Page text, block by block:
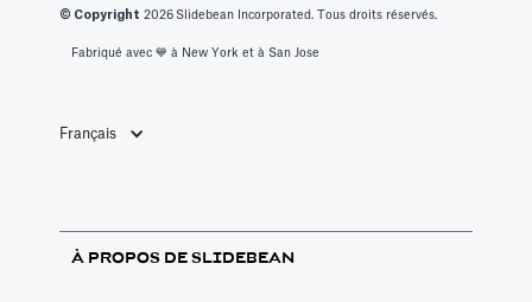
© Copyright 2026 Slidebean Incorporated. Tous droits réservés.
Fabriqué avec 💙️ à New York et à San Jose
Français
À PROPOS DE SLIDEBEAN